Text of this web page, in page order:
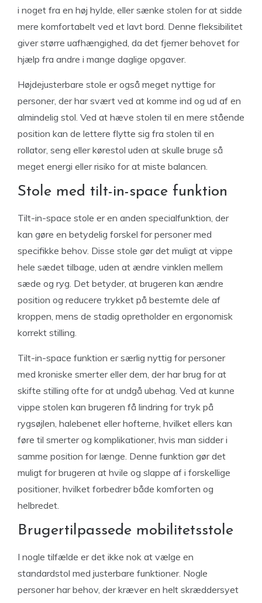
i noget fra en høj hylde, eller sænke stolen for at sidde
mere komfortabelt ved et lavt bord. Denne fleksibilitet
giver større uafhængighed, da det fjerner behovet for
hjælp fra andre i mange daglige opgaver.
Højdejusterbare stole er også meget nyttige for
personer, der har svært ved at komme ind og ud af en
almindelig stol. Ved at hæve stolen til en mere stående
position kan de lettere flytte sig fra stolen til en
rollator, seng eller kørestol uden at skulle bruge så
meget energi eller risiko for at miste balancen.
Stole med tilt-in-space funktion
Tilt-in-space stole er en anden specialfunktion, der
kan gøre en betydelig forskel for personer med
specifikke behov. Disse stole gør det muligt at vippe
hele sædet tilbage, uden at ændre vinklen mellem
sæde og ryg. Det betyder, at brugeren kan ændre
position og reducere trykket på bestemte dele af
kroppen, mens de stadig opretholder en ergonomisk
korrekt stilling.
Tilt-in-space funktion er særlig nyttig for personer
med kroniske smerter eller dem, der har brug for at
skifte stilling ofte for at undgå ubehag. Ved at kunne
vippe stolen kan brugeren få lindring for tryk på
rygsøjlen, halebenet eller hofterne, hvilket ellers kan
føre til smerter og komplikationer, hvis man sidder i
samme position for længe. Denne funktion gør det
muligt for brugeren at hvile og slappe af i forskellige
positioner, hvilket forbedrer både komforten og
helbredet.
Brugertilpassede mobilitetsstole
I nogle tilfælde er det ikke nok at vælge en
standardstol med justerbare funktioner. Nogle
personer har behov, der kræver en helt skræddersyet